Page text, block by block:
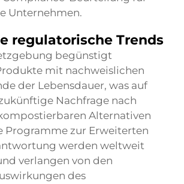
Unternehmen.
regulatorische Trends
begünstigt
mit nachweislichen
der Lebensdauer, was auf
Nachfrage nach
Alternativen
Programme zur Erweiterten
werden weltweit
verlangen von den
des